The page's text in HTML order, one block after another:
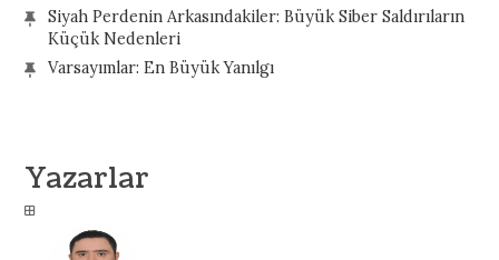
Siyah Perdenin Arkasındakiler: Büyük Siber Saldırıların
Küçük Nedenleri
Varsayımlar: En Büyük Yanılgı
Yazarlar